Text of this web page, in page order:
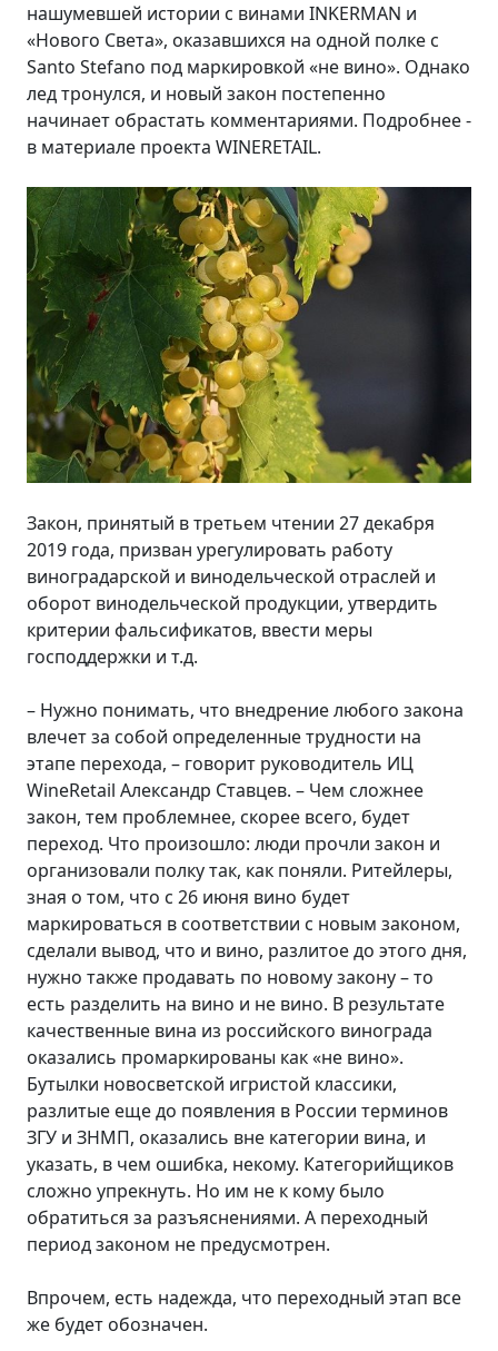
нашумевшей истории с винами INKERMAN и
«Нового Света», оказавшихся на одной полке с
Santo Stefano под маркировкой «не вино». Однако
лед тронулся, и новый закон постепенно
начинает обрастать комментариями. Подробнее -
в материале проекта WINERETAIL.
Закон, принятый в третьем чтении 27 декабря
2019 года, призван урегулировать работу
виноградарской и винодельческой отраслей и
оборот винодельческой продукции, утвердить
критерии фальсификатов, ввести меры
господдержки и т.д.
– Нужно понимать, что внедрение любого закона
влечет за собой определенные трудности на
этапе перехода, – говорит руководитель ИЦ
WineRetail Александр Ставцев. – Чем сложнее
закон, тем проблемнее, скорее всего, будет
переход. Что произошло: люди прочли закон и
организовали полку так, как поняли. Ритейлеры,
зная о том, что с 26 июня вино будет
маркироваться в соответствии с новым законом,
сделали вывод, что и вино, разлитое до этого дня,
нужно также продавать по новому закону – то
есть разделить на вино и не вино. В результате
качественные вина из российского винограда
оказались промаркированы как «не вино».
Бутылки новосветской игристой классики,
разлитые еще до появления в России терминов
ЗГУ и ЗНМП, оказались вне категории вина, и
указать, в чем ошибка, некому. Категорийщиков
сложно упрекнуть. Но им не к кому было
обратиться за разъяснениями. А переходный
период законом не предусмотрен.
Впрочем, есть надежда, что переходный этап все
же будет обозначен.